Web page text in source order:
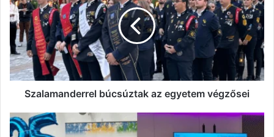
az
egyetem
végzősei
Szalamanderrel búcsúztak az egyetem végzősei
Harmadik
hely